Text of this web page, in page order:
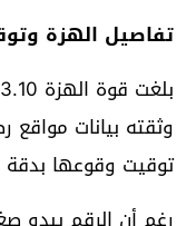
تفاصيل الهزة
وثقته بيانات مواقع
توقيت وقوعها بدقة في